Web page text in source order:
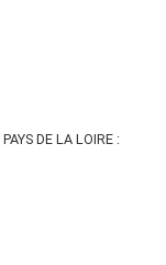
DE LA LOIRE :